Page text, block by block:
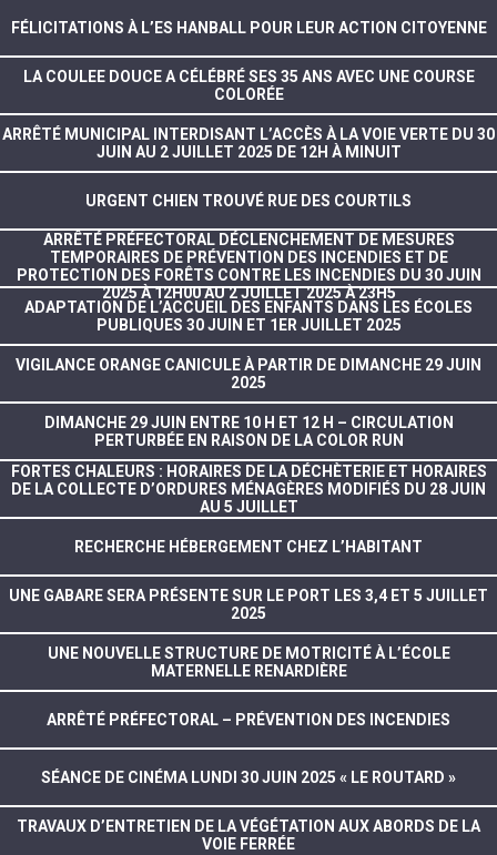
FÉLICITATIONS À L’ES HANBALL POUR LEUR ACTION CITOYENNE
LA COULEE DOUCE A CÉLÉBRÉ SES 35 ANS AVEC UNE COURSE
COLORÉE
ARRÊTÉ MUNICIPAL INTERDISANT L’ACCÈS À LA VOIE VERTE DU 30
JUIN AU 2 JUILLET 2025 DE 12H À MINUIT
URGENT CHIEN TROUVÉ RUE DES COURTILS
ARRÊTÉ PRÉFECTORAL DÉCLENCHEMENT DE MESURES
TEMPORAIRES DE PRÉVENTION DES INCENDIES ET DE
PROTECTION DES FORÊTS CONTRE LES INCENDIES DU 30 JUIN
2025 À 12H00 AU 2 JUILLET 2025 À 23H5
ADAPTATION DE L’ACCUEIL DES ENFANTS DANS LES ÉCOLES
PUBLIQUES 30 JUIN ET 1ER JUILLET 2025
VIGILANCE ORANGE CANICULE À PARTIR DE DIMANCHE 29 JUIN
2025
DIMANCHE 29 JUIN ENTRE 10 H ET 12 H – CIRCULATION
PERTURBÉE EN RAISON DE LA COLOR RUN
FORTES CHALEURS : HORAIRES DE LA DÉCHÈTERIE ET HORAIRES
DE LA COLLECTE D’ORDURES MÉNAGÈRES MODIFIÉS DU 28 JUIN
AU 5 JUILLET
RECHERCHE HÉBERGEMENT CHEZ L’HABITANT
UNE GABARE SERA PRÉSENTE SUR LE PORT LES 3,4 ET 5 JUILLET
2025
UNE NOUVELLE STRUCTURE DE MOTRICITÉ À L’ÉCOLE
MATERNELLE RENARDIÈRE
ARRÊTÉ PRÉFECTORAL – PRÉVENTION DES INCENDIES
SÉANCE DE CINÉMA LUNDI 30 JUIN 2025 « LE ROUTARD »
TRAVAUX D’ENTRETIEN DE LA VÉGÉTATION AUX ABORDS DE LA
VOIE FERRÉE